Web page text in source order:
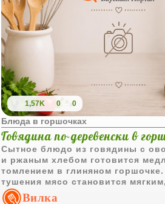
1,57K 0 0
Блюда в горшочках
Говядина по-деревенски в
Сытное блюдо из говядины с
и ржаным хлебом готовится
томлением в глиняном
тушения мясо становится
бульон образуют насыщенную
Вилка